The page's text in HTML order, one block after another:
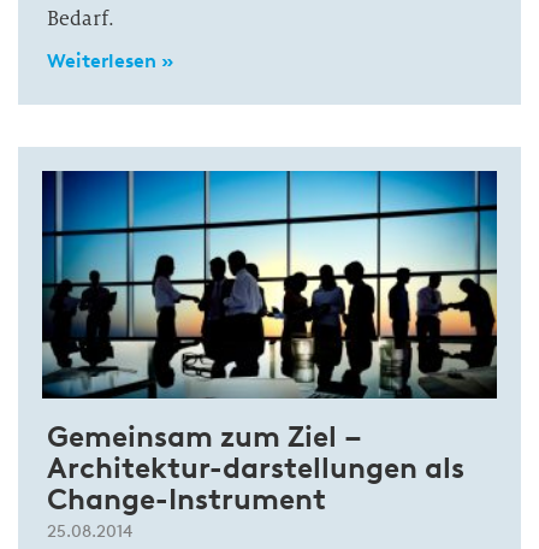
Bedarf.
Weiterlesen »
Gemeinsam zum Ziel –
Architektur-darstellungen als
Change-Instrument
25.08.2014